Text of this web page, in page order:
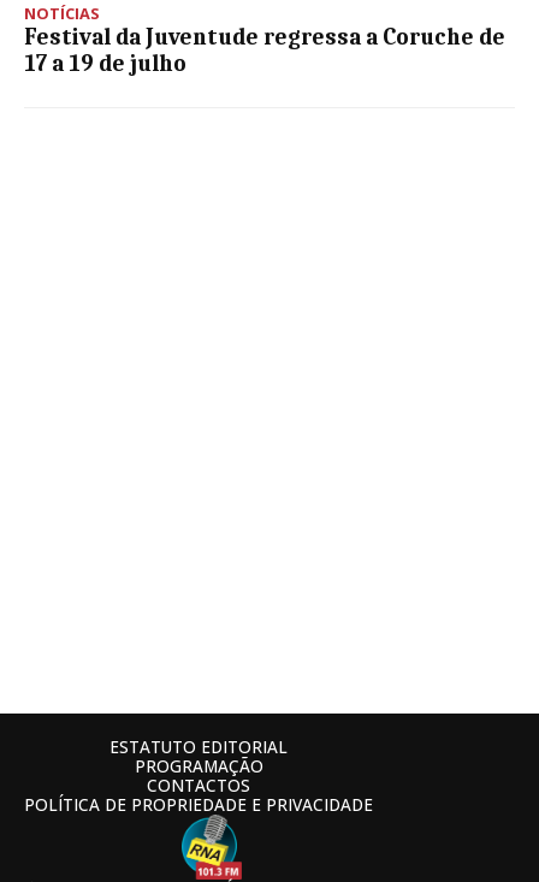
NOTÍCIAS
Festival da Juventude regressa a Coruche de
17 a 19 de julho
ESTATUTO EDITORIAL
PROGRAMAÇÃO
CONTACTOS
POLÍTICA DE PROPRIEDADE E PRIVACIDADE